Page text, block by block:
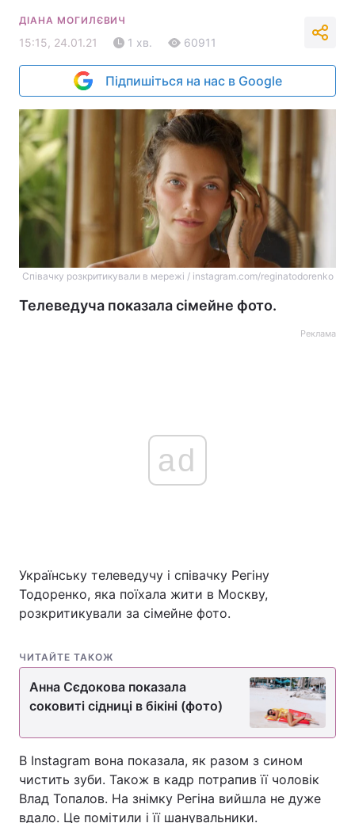
ДІАНА МОГИЛЄВИЧ
15:15, 24.01.21 1 хв. 60911
Підпишіться на нас в Google
Співачку розкритикували в мережі / instagram.com/reginatodorenko
Телеведуча показала сімейне фото.
Реклама
ad
Українську телеведучу і співачку Регіну
Тодоренко, яка поїхала жити в Москву,
розкритикували за сімейне фото.
ЧИТАЙТЕ ТАКОЖ
Анна Сєдокова показала
соковиті сідниці в бікіні (фото)
В Instagram вона показала, як разом з сином
чистить зуби. Також в кадр потрапив її чоловік
Влад Топалов. На знімку Регіна вийшла не дуже
вдало. Це помітили і її шанувальники.